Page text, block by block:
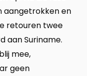
aangetrokken en
retouren twee
aan Suriname.
mee,
geen